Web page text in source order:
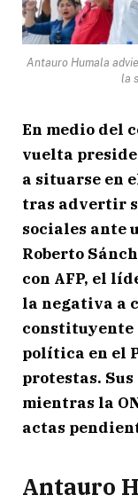
Antauro Humala
la
En medio del
vuelta
a situarse en
tras advertir
sociales ante
Roberto
con AFP, el
la negativa a
política en el
protestas.
mientras la
actas
Antauro